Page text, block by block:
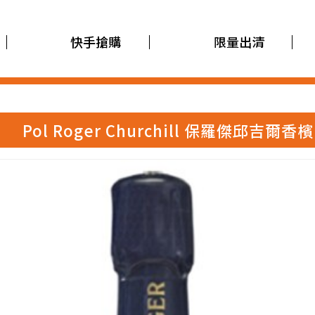
快手搶購 限量出清
Pol Roger Churchill 保羅傑邱吉爾香檳